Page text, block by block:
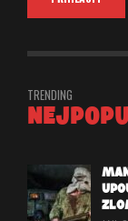
TRENDING